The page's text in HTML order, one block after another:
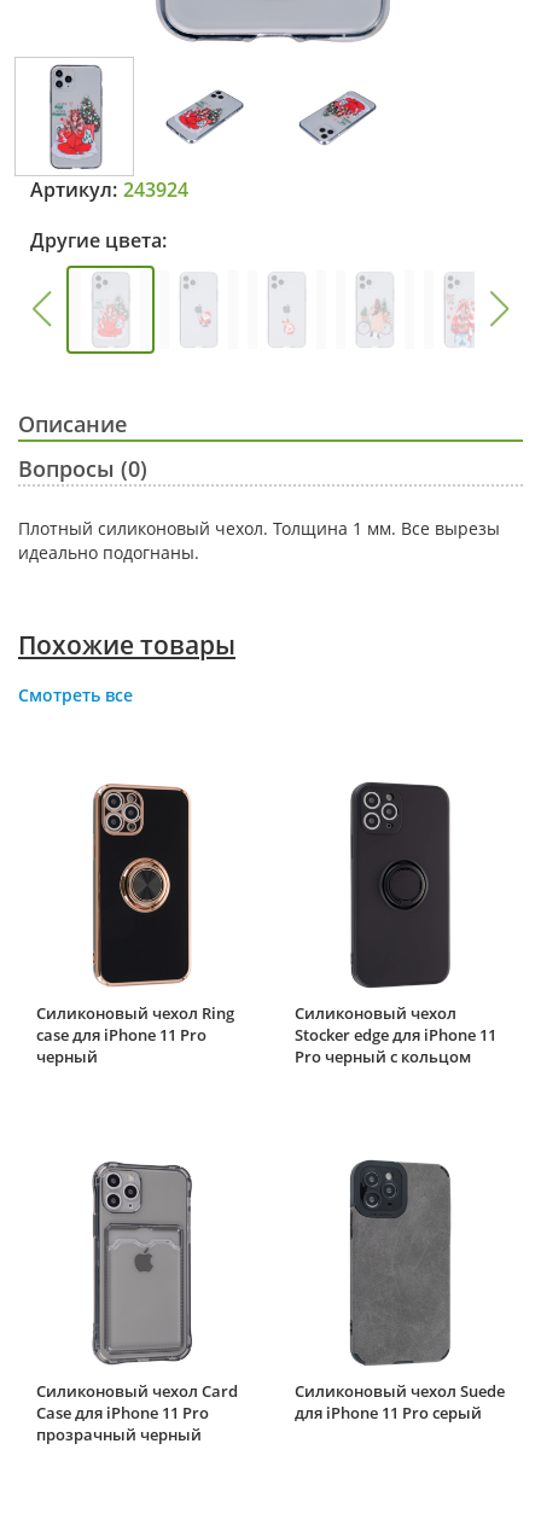
Артикул: 243924
Другие цвета:
Описание
Вопросы (0)
Плотный силиконовый чехол. Толщина 1 мм. Все вырезы
идеально подогнаны.
Похожие товары
Смотреть все
Силиконовый чехол Ring
case для iPhone 11 Pro
черный
Силиконовый чехол
Stocker edge для iPhone 11
Pro черный с кольцом
Силиконовый чехол Card
Case для iPhone 11 Pro
прозрачный черный
Силиконовый чехол Suede
для iPhone 11 Pro серый